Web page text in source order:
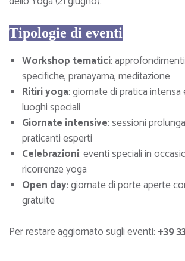
Tipologie di eventi
Workshop tematici:
specifiche, pranayama, meditazione
Ritiri yoga: giornate di pratica intensa
luoghi speciali
Giornate intensive: sessioni
praticanti esperti
Celebrazioni: eventi speciali in
ricorrenze yoga
Open day: giornate di porte aperte
gratuite
Per restare aggiornato sugli eventi: +39